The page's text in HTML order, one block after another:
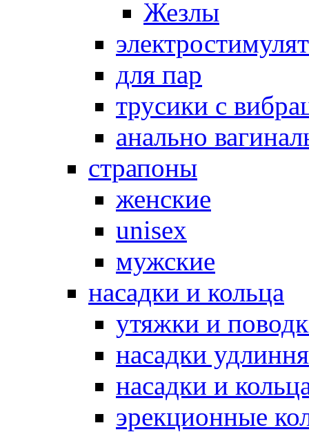
Жезлы
для пар
трусики с
анально
страпоны
женские
unisex
мужские
насадки и кольца
утяжки и
насадки
насадки и
эрекционные